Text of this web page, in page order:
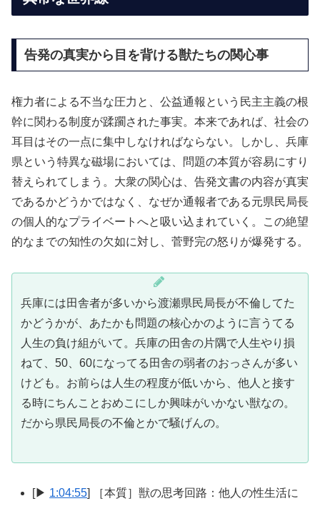
告発の真実から目を背ける獣たちの関心事
権力者による不当な圧力と、公益通報という民主主義の根
幹に関わる制度が蹂躙された事実。本来であれば、社会の
耳目はその一点に集中しなければならない。しかし、兵庫
県という特異な磁場においては、問題の本質が容易にすり
替えられてしまう。大衆の関心は、告発文書の内容が真実
であるかどうかではなく、なぜか通報者である元県民局長
の個人的なプライベートへと吸い込まれていく。この絶望
的なまでの知性の欠如に対し、菅野完の怒りが爆発する。
兵庫には田舎者が多いから渡瀬県民局長が不倫してた
かどうかが、あたかも問題の核心かのように言うてる
人生の負け組がいて。兵庫の田舎の片隅で人生やり損
ねて、50、60になってる田舎の弱者のおっさんが多い
けども。お前らは人生の程度が低いから、他人と接す
る時にちんことおめこにしか興味がいかない獣なの。
だから県民局長の不倫とかで騒げんの。
[▶ 1:04:55] ［本質］獣の思考回路：他人の性生活に